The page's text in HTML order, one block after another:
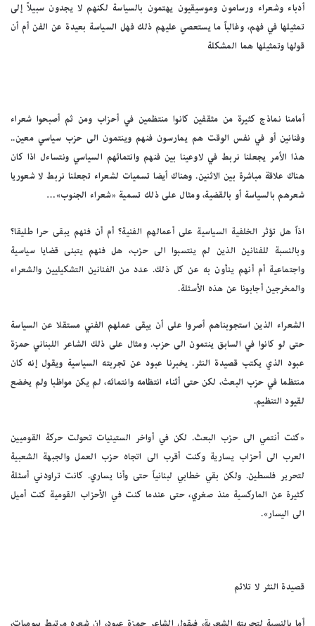
أدباء وشعراء ورسامون وموسيقيون يهتمون بالسياسة لكنهم لا يجدون سبيلاً إلى
تمثيلها في فهم، وغالباً ما يستعصي عليهم ذلك فهل السياسة بعيدة عن الفن أم أن
قولها وتمثيلها هما المشكلة
أمامنا نماذج كثيرة من مثقفين كانوا منتظمين في أحزاب ومن ثم أصبحوا شعراء
وفنانين أو في نفس الوقت هم يمارسون فنهم وينتمون الى حزب سياسي معين..
هذا الأمر يجعلنا نربط في لاوعينا بين فنهم وانتمائهم السياسي ونتساءل اذا كان
هناك علاقة مباشرة بين الاثنين. وهناك أيضا تسميات لشعراء تجعلنا نربط لا شعوريا
شعرهم بالسياسة أو بالقضية، ومثال على ذلك تسمية «شعراء الجنوب»…
اذاً هل تؤثر الخلفية السياسية على أعمالهم الفنية؟ أم أن فنهم يبقى حرا طليقا؟
وبالنسبة للفنانين الذين لم ينتسبوا الى حزب، هل فنهم يتبنى قضايا سياسية
واجتماعية أم أنهم ينأون به عن كل ذلك. عدد من الفنانين التشكيليين والشعراء
والمخرجين أجابونا عن هذه الأسئلة.
الشعراء الذين استجوبناهم أصروا على أن يبقى عملهم الفني مستقلا عن السياسة
حتى لو كانوا في السابق ينتمون الى حزب. ومثال على ذلك الشاعر اللبناني حمزة
عبود الذي يكتب قصيدة النثر. يخبرنا عبود عن تجربته السياسية ويقول إنه كان
منتظما في حزب البعث، لكن حتى أثناء انتظامه وانتمائه، لم يكن مواظبا ولم يخضع
لقيود التنظيم.
«كنت أنتمي الى حزب البعث. لكن في أواخر الستينيات تحولت حركة القوميين
العرب الى أحزاب يسارية وكنت أقرب الى اتجاه حزب العمل والجبهة الشعبية
لتحرير فلسطين. ولكن بقي خطابي لبنانياً حتى وأنا يساري. كانت تراودني أسئلة
كثيرة عن الماركسية منذ صغري، حتى عندما كنت في الأحزاب القومية كنت أميل
الى اليسار».
قصيدة النثر لا تلائم